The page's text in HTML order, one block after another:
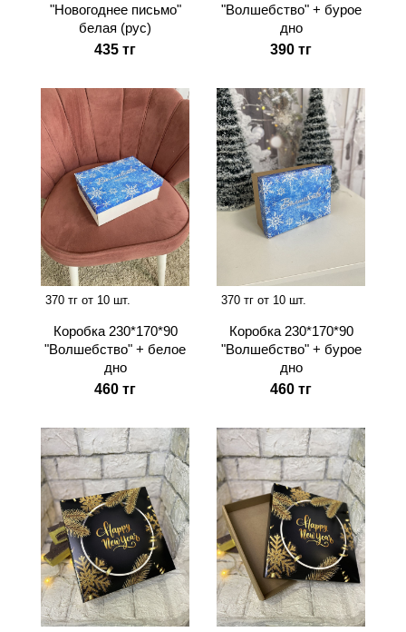
"Новогоднее письмо"
белая (рус)
435 тг
"Волшебство" + бурое
дно
390 тг
370 тг от 10 шт.
Коробка 230*170*90
"Волшебство" + белое
дно
460 тг
370 тг от 10 шт.
Коробка 230*170*90
"Волшебство" + бурое
дно
460 тг